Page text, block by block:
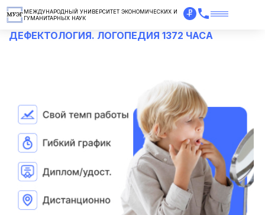
МЕЖДУНАРОДНЫЙ УНИВЕРСИТЕТ ЭКОНОМИЧЕСКИХ И
ГУМАНИТАРНЫХ НАУК
ДЕФЕКТОЛОГИЯ. ЛОГОПЕДИЯ 1372 ЧАСА